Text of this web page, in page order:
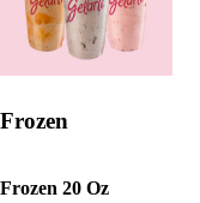
Frozen
Frozen 20 Oz